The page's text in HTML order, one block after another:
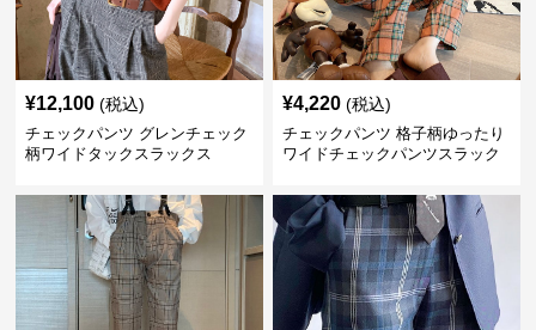
¥12,100 (税込)
チェックパンツ グレンチェック
柄ワイドタックスラックス
¥4,220 (税込)
チェックパンツ 格子柄ゆったり
ワイドチェックパンツスラック